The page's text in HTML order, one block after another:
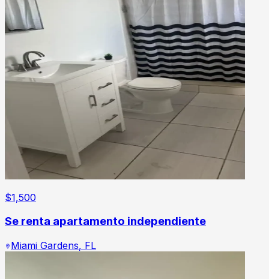
$1,500
Se renta apartamento independiente
Miami Gardens, FL